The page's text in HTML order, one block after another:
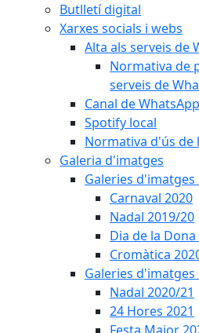
Butlletí digital
Xarxes socials i webs
Alta als serveis de
Normativa de
serveis de
Canal de WhatsApp
Spotify local
Normativa d'ús de
Galeria d'imatges
Galeries d'imatges
Carnaval 2020
Nadal 2019/20
Dia de la Dona
Cromàtica
Galeries d'imatges
Nadal 2020/21
24 Hores 2021